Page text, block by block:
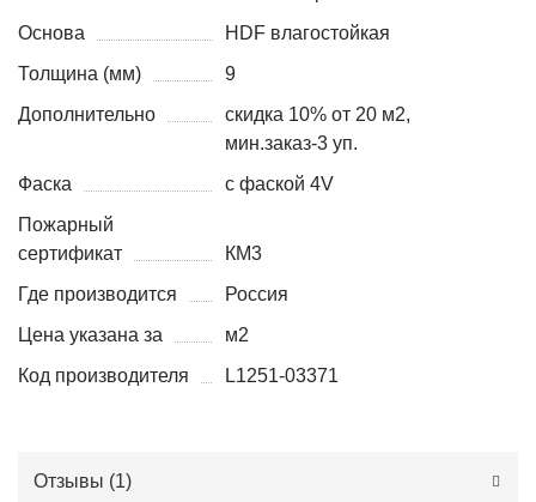
Основа
HDF влагостойкая
Толщина (мм)
9
Дополнительно
скидка 10% от 20 м2,
мин.заказ-3 уп.
Фаска
с фаской 4V
Пожарный
сертификат
КМ3
Где производится
Россия
Цена указана за
м2
Код производителя
L1251-03371
Отзывы (1)